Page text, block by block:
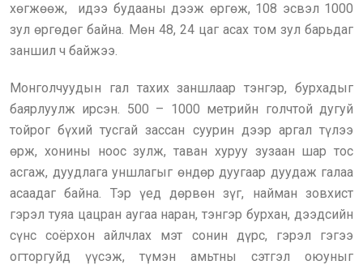
хөгжөөж, идээ будааны дээж өргөж, 108 эсвэл 1000
зул өргөдөг байна. Мөн 48, 24 цаг асах том зул барьдаг
заншил ч байжээ.
Монголчуудын гал тахих заншлаар тэнгэр, бурхадыг
баярлуулж ирсэн. 500 – 1000 метрийн голчтой дугуй
тойрог бүхий тусгай зассан суурин дээр аргал түлээ
өрж, хонины ноос зулж, таван хуруу зузаан шар тос
асгаж, дуудлага уншлагыг өндөр дуугаар дуудаж галаа
асаадаг байна. Тэр үед дөрвөн зүг, найман зовхист
гэрэл туяа цацран аугаа наран, тэнгэр бурхан, дээдсийн
сүнс соёрхон айлчлах мэт сонин дүрс, гэрэл гэгээ
огторгуйд үүсэж, түмэн амьтны сэтгэл оюуныг